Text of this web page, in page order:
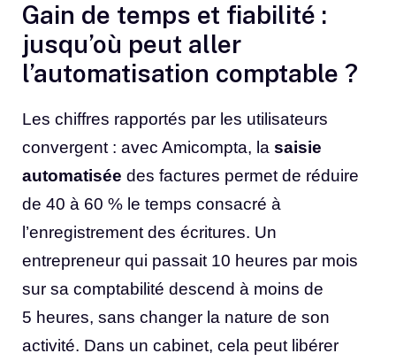
Gain de temps et fiabilité :
jusqu’où peut aller
l’automatisation comptable ?
Les chiffres rapportés par les utilisateurs
convergent : avec Amicompta, la saisie
automatisée des factures permet de réduire
de 40 à 60 % le temps consacré à
l’enregistrement des écritures. Un
entrepreneur qui passait 10 heures par mois
sur sa comptabilité descend à moins de
5 heures, sans changer la nature de son
activité. Dans un cabinet, cela peut libérer